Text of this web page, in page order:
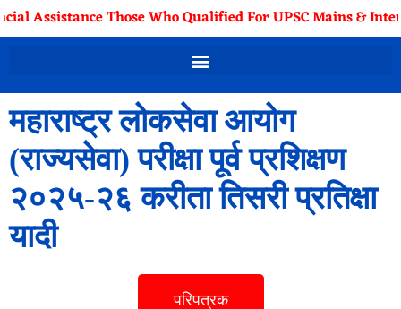
Assistance Those Who Qualified For UPSC Mains &
महाराष्ट्र लोकसेवा आयोग
(राज्यसेवा) परीक्षा पूर्व प्रशिक्षण
२०२५-२६ करीता तिसरी प्रतिक्षा
यादी
परिपत्रक